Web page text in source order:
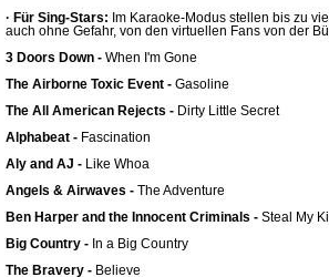
· Für Sing-Stars: Im Karaoke-Modus stellen bis zu
auch ohne Gefahr, von den virtuellen Fans von der
3 Doors Down - When I'm Gone
The Airborne Toxic Event - Gasoline
The All American Rejects - Dirty Little Secret
Alphabeat - Fascination
Aly and AJ - Like Whoa
Angels & Airwaves - The Adventure
Ben Harper and the Innocent Criminals - Steal My
Big Country - In a Big Country
The Bravery - Believe